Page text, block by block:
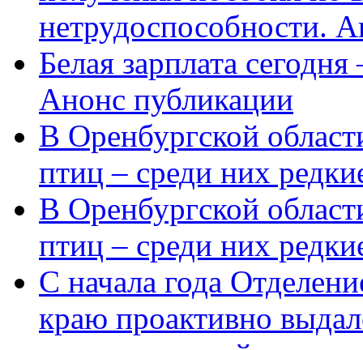
нетрудоспособности.
Белая зарплата
Анонс публикации
В Оренбургской
птиц – среди них
В Оренбургской
птиц – среди них
С начала года
краю проактивно